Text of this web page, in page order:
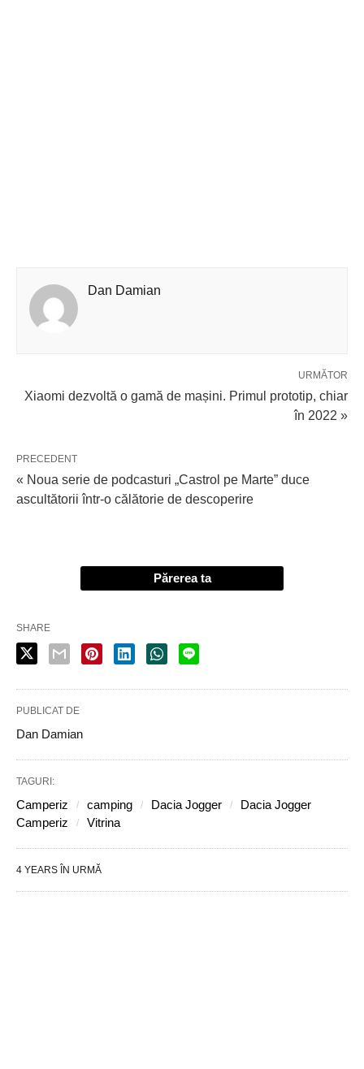
Dan Damian
URMĂTOR
Xiaomi dezvoltă o gamă de mașini. Primul prototip, chiar
în 2022 »
PRECEDENT
« Noua serie de podcasturi „Castrol pe Marte” duce
ascultătorii într-o călătorie de descoperire
Părerea ta
SHARE
PUBLICAT DE
Dan Damian
TAGURI:
Camperiz camping Dacia Jogger
Dacia Jogger
Camperiz
Vitrina
4 YEARS ÎN URMĂ